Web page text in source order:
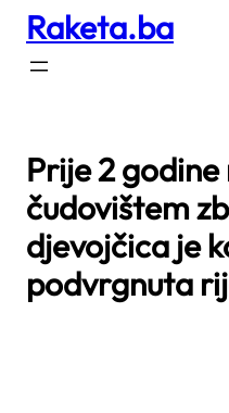
Skip
content
Raketa.ba
Prije 2
čudovištem
djevojčica je
podvrgnuta